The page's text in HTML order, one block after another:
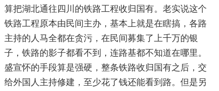
算把湖北通往四川的铁路工程收归国有。老实说这个
铁路工程原本由民间主办，基本上就是在瞎搞，各路
主持的人马全都在贪污，在民间募集了上千万的银
子，铁路的影子都看不到，连路基都不知道在哪里。
盛宣怀的手段算是强硬，整条铁路收归国有之后，交
给外国人主持修建，至少花了钱还能看到路。但是另